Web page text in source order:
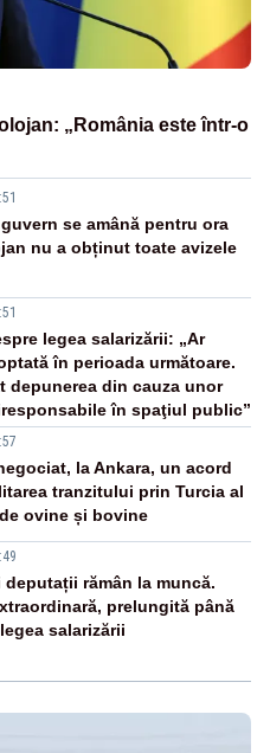
„România este într-o
se amână pentru ora
nu a obținut toate avizele
legea salarizării: „Ar
în perioada următoare.
depunerea din cauza unor
în spaţiul public”
la Ankara, un acord
tranzitului prin Turcia al
ovine și bovine
deputații rămân la muncă.
prelungită până
salarizării